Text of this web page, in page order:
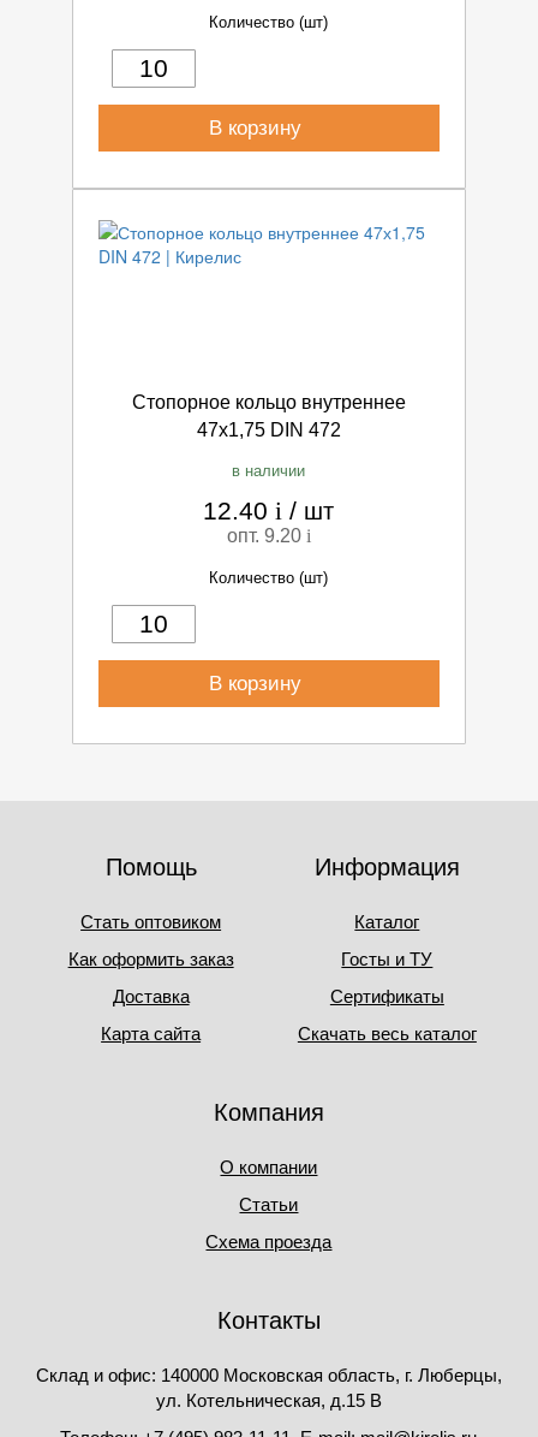
Количество (шт)
В корзину
Стопорное кольцо внутреннее
47х1,75 DIN 472
в наличии
12.40i / шт
опт. 9.20 i
Количество (шт)
В корзину
Помощь
Стать оптовиком
Как оформить заказ
Доставка
Карта сайта
Информация
Каталог
Госты и ТУ
Сертификаты
Скачать весь каталог
Компания
О компании
Статьи
Схема проезда
Контакты
Склад и офис: 140000 Московская область, г. Люберцы,
ул. Котельническая, д.15 В